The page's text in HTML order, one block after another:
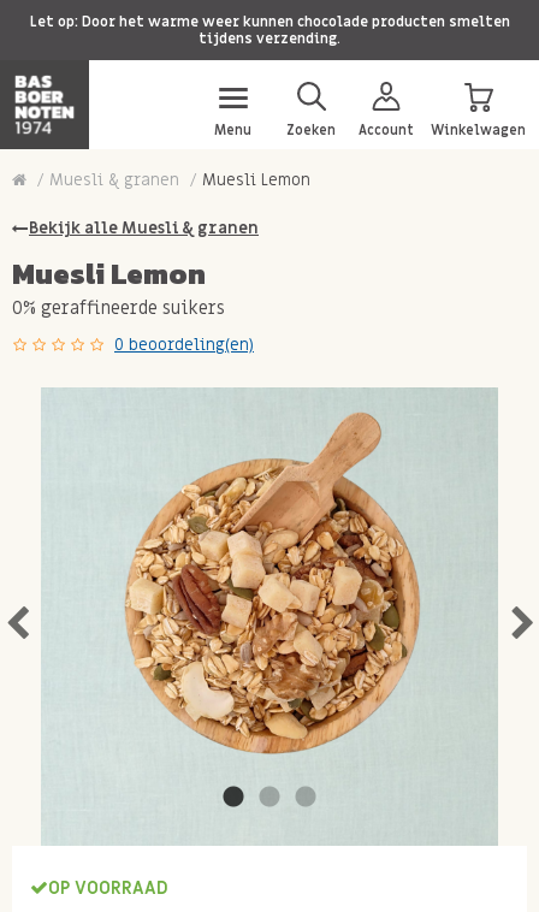
Let op: Door het warme weer kunnen chocolade producten smelten
tijdens verzending.
Menu Zoeken Account Winkelwagen
Muesli & granen Muesli Lemon
Bekijk alle Muesli & granen
Muesli Lemon
0% geraffineerde suikers
0 beoordeling(en)
OP VOORRAAD